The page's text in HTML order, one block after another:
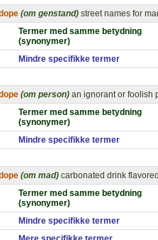
(om genstand) street names for
Termer med samme betydning
(synonymer)
Mindre specifikke termer
(om person) an ignorant or foolish
Termer med samme betydning
(synonymer)
Mindre specifikke termer
(om mad) carbonated drink
Termer med samme betydning
(synonymer)
Mindre specifikke termer